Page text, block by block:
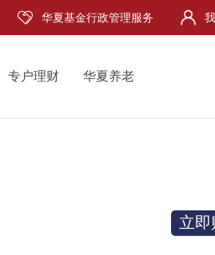
华夏基金行政管理服务
专户理财 华夏养老
立即